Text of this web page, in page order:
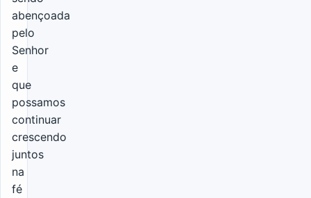
abençoada
pelo
Senhor
e
que
possamos
continuar
crescendo
juntos
na
fé